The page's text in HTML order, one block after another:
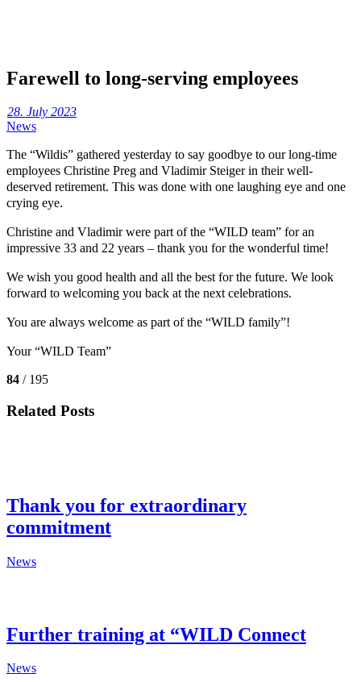
Farewell to long-serving employees
28. July 2023
News
The “Wildis” gathered yesterday to say goodbye to our long-time
employees Christine Preg and Vladimir Steiger in their well-
deserved retirement. This was done with one laughing eye and one
crying eye.
Christine and Vladimir were part of the “WILD team” for an
impressive 33 and 22 years – thank you for the wonderful time!
We wish you good health and all the best for the future. We look
forward to welcoming you back at the next celebrations.
You are always welcome as part of the “WILD family”!
Your “WILD Team”
84 / 195
Related Posts
Thank you for extraordinary
commitment
News
Further training at “WILD Connect
News